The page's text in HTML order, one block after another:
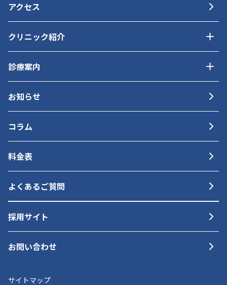
アクセス
クリニック紹介
診療案内
お知らせ
コラム
料金表
よくあるご質問
採用サイト
お問い合わせ
サイトマップ